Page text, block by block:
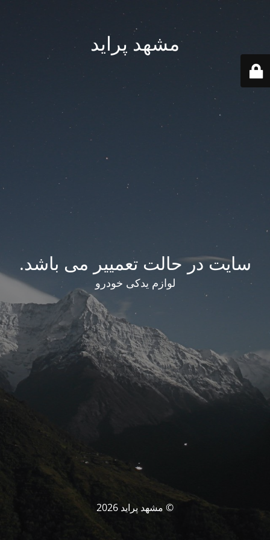
مشهد پراید
سایت در حالت تعمییر می باشد.
لوازم یدکی خودرو
© مشهد پراید 2026